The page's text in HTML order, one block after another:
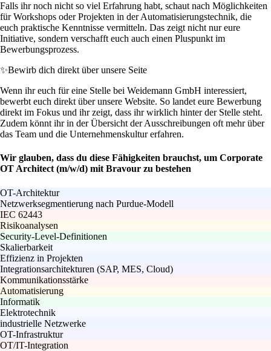
Falls ihr noch nicht so viel Erfahrung habt, schaut nach Möglichkeiten
für Workshops oder Projekten in der Automatisierungstechnik, die
euch praktische Kenntnisse vermitteln. Das zeigt nicht nur eure
Initiative, sondern verschafft euch auch einen Pluspunkt im
Bewerbungsprozess.
✨Bewirb dich direkt über unsere Seite
Wenn ihr euch für eine Stelle bei Weidemann GmbH interessiert,
bewerbt euch direkt über unsere Website. So landet eure Bewerbung
direkt im Fokus und ihr zeigt, dass ihr wirklich hinter der Stelle steht.
Zudem könnt ihr in der Übersicht der Ausschreibungen oft mehr über
das Team und die Unternehmenskultur erfahren.
Wir glauben, dass du diese Fähigkeiten brauchst, um Corporate
OT Architect (m/w/d) mit Bravour zu bestehen
OT-Architektur
Netzwerksegmentierung nach Purdue-Modell
IEC 62443
Risikoanalysen
Security-Level-Definitionen
Skalierbarkeit
Effizienz in Projekten
Integrationsarchitekturen (SAP, MES, Cloud)
Kommunikationsstärke
Automatisierung
Informatik
Elektrotechnik
industrielle Netzwerke
OT-Infrastruktur
OT/IT-Integration